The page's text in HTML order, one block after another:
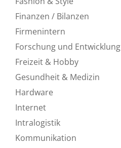
Finanzen / Bilanzen
Firmenintern
Forschung und Entwicklung
Freizeit & Hobby
Gesundheit & Medizin
Hardware
Internet
Intralogistik
Kommunikation